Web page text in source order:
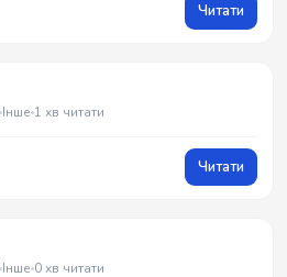
Читати
Інше 1 хв читати
Читати
Інше 0 хв читати